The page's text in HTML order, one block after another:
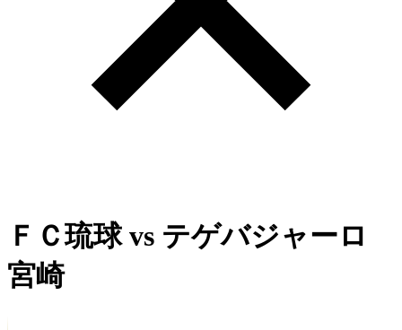
ＦＣ琉球vs テゲバジャーロ
宮崎